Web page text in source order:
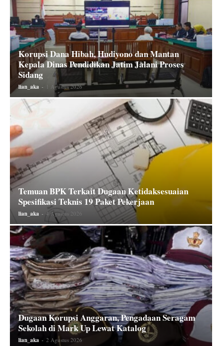
Korupsi Dana Hibah, Hudiyono dan Mantan
Kepala Dinas Pendidikan Jatim Jalani Proses
Sidang
lian_aka - 1 Agustus 2026
Temuan BPK Terkait Dugaan Ketidaksesuaian
Spesifikasi Teknis 19 Paket Pekerjaan
lian_aka - 4 Agustus 2026
Dugaan Korupsi Anggaran, Pengadaan Seragam
Sekolah di Mark Up Lewat Katalog
lian_aka - 2 Agustus 2026